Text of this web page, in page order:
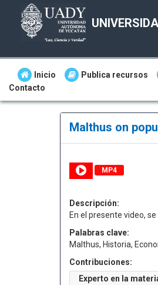
Inicio
Publica recursos
Contacto
Malthus on
MP4
Descripción:
En el presente video,
Palabras clave:
Malthus, Historia,
Contribuciones:
Experto en la